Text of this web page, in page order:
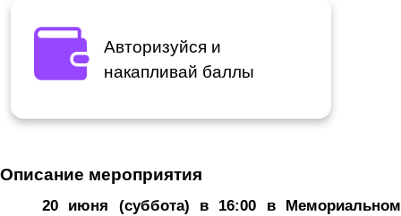
Авторизуйся и
накапливай баллы
Описание мероприятия
20 июня (суббота) в 16:00 в Мемориальном